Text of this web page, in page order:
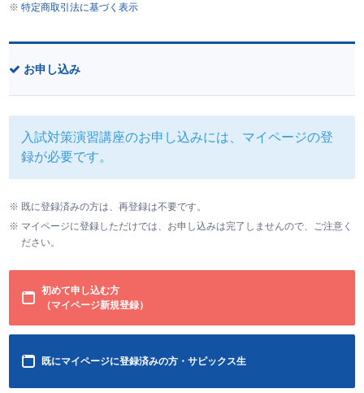
特定商取引法に基づく表示
お申し込み
入試対策演習講座のお申し込みには、マイページの登
録が必要です。
既に登録済みの方は、再登録は不要です。
マイページに登録しただけでは、お申し込みは完了しませんので、ご注意く
ださい。
初めて申し込む方
（マイページ新規登録）
既にマイページに登録済みの方・サピックス生